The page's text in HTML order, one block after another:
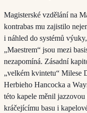
Magisterské vzdělání na
kontrabas mu zajistilo
i náhled do systémů
„Maestrem“ jsou mezi
nezapomíná. Zásadní
„velkém kvintetu“ Milese
Herbieho Hancocka a
této kapele měnil
kráčejícímu basu i